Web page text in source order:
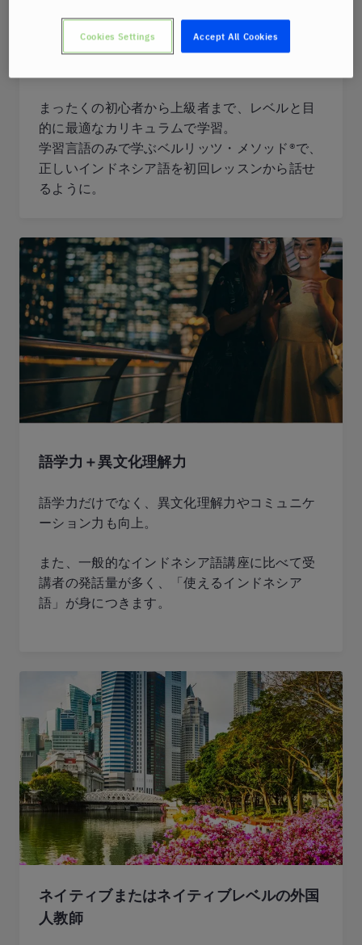
まったくの初心者から上級者まで、レベルと目
的に最適なカリキュラムで学習。
学習言語のみで学ぶベルリッツ・メソッド®︎で、
正しいインドネシア語を初回レッスンから話せ
るように。
語学力＋異文化理解力
語学力だけでなく、異文化理解力やコミュニケ
ーション力も向上。
また、一般的なインドネシア語講座に比べて受
講者の発話量が多く、「使えるインドネシア
語」が身につきます。
ネイティブまたはネイティブレベルの外国
人教師
Accept All Cookies
Cookies Settings